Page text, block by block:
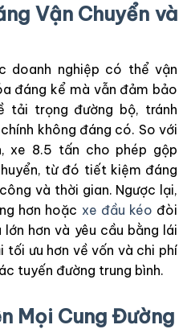
Vận Chuyển và
doanh nghiệp có thể vận
đáng kể mà vẫn đảm bảo
tải trọng đường bộ, tránh
không đáng có. So với
xe 8.5 tấn cho phép gộp
từ đó tiết kiệm đáng
và thời gian. Ngược lại,
hơn hoặc xe đầu kéo đòi
hơn và yêu cầu bằng lái
ưu hơn về vốn và chi phí
tuyến đường trung bình.
Mọi Cung Đường